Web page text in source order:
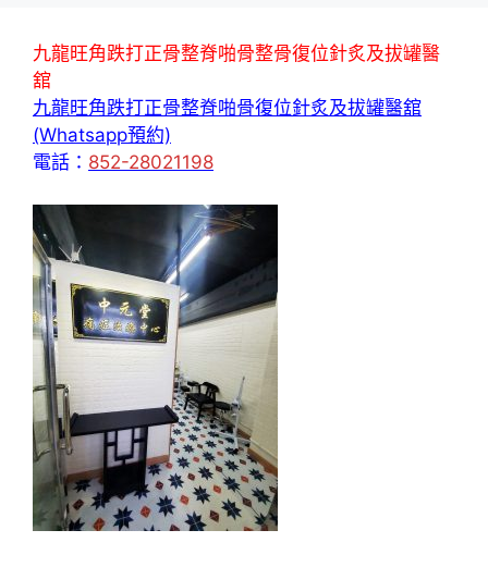
九龍旺角跌打正骨整脊啪骨整骨復位針炙及拔罐醫
舘
九龍旺角跌打正骨整脊啪骨復位針炙及拔罐醫舘
(Whatsapp預約)
電話： 852-28021198